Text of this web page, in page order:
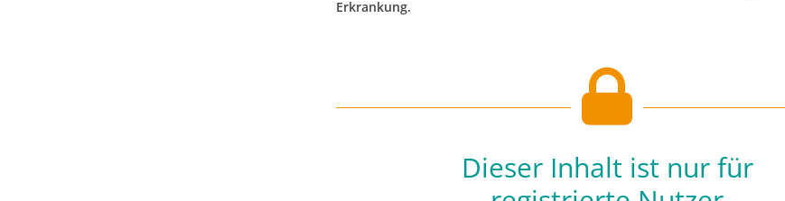
Erkrankung.
Dieser Inhalt ist nur für